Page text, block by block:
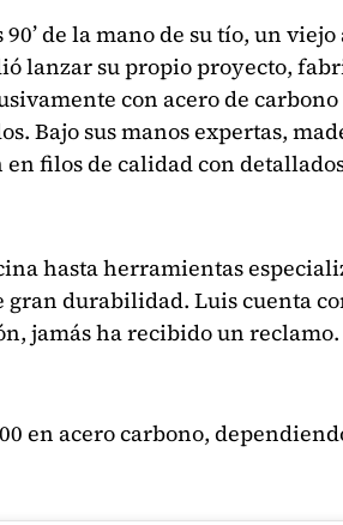
de la mano de su tío, un
lanzar su propio proyecto,
con acero de carbono
Bajo sus manos expertas,
filos de calidad con
hasta herramientas
gran durabilidad. Luis cuenta
jamás ha recibido un reclamo.
en acero carbono,